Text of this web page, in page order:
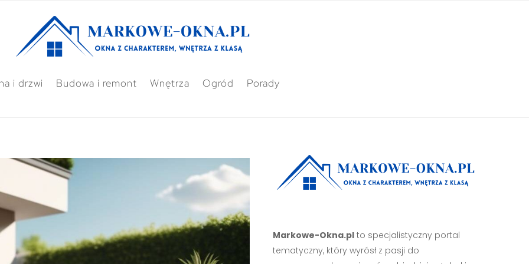
i drzwi Budowa i remont Wnętrza Ogród Porady
Markowe-Okna.plto specjalistyczny portal
tematyczny, który wyrósł z pasji do